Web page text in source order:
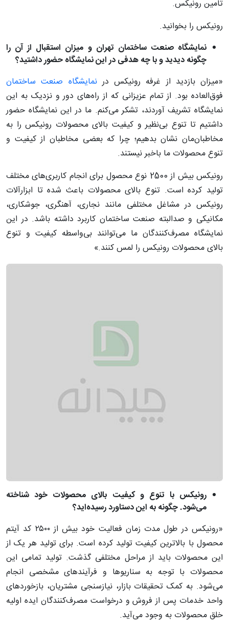
تامین رونیکس.
رونیکس را بخوانید.
نمایشگاه صنعت ساختمان تهران و میزان استقبال از آن را
چگونه دیدید و با چه هدفی در این نمایشگاه حضور داشتید؟
«میزان بازدید از غرفه رونیکس درنمایشگاه صنعت ساختمان
فوق‌العاده بود. از تمام عزیزانی که از راه‌های دور و نزدیک به این
نمایشگاه تشریف آوردند، تشکر می‌کنم. ما در این نمایشگاه حضور
داشتیم تا تنوع بی‌نظیر و کیفیت بالای محصولات رونیکس را به
مخاطبان‌مان نشان بدهیم؛ چرا که بعضی مخاطبان از کیفیت و
تنوع محصولات ما باخبر نیستند.
رونیکس بیش از 2500 نوع محصول برای انجام کاربری‌های مختلف
تولید کرده است. تنوع بالای محصولات باعث شده تا ابزارآلات
رونیکس در مشاغل مختلفی مانند نجاری، آهنگری، جوشکاری،
مکانیکی و صدالبته صنعت ساختمان کاربرد داشته باشد. در این
نمایشگاه مصرف‌کنندگان ما می‌توانند بی‌واسطه کیفیت و تنوع
بالای محصولات رونیکس را لمس کنند.»
رونیکس با تنوع و کیفیت بالای محصولات خود شناخته
می‌شود. چگونه به این دستاورد رسیده‌اید؟
«رونیکس در طول مدت زمان فعالیت خود بیش از ۲۵۰۰ کد آیتم
محصول با بالاترین کیفیت تولید کرده است. برای تولید هر یک از
این محصولات باید از مراحل مختلفی گذشت. تولید تمامی این
محصولات با توجه به سناریوها و فرآیندهای مشخصی انجام
می‌شود. به کمک تحقیقات بازار، نیازسنجی مشتریان، بازخوردهای
واحد خدمات پس از فروش و درخواست مصرف‌کنندگان ایده اولیه
خلق محصولات به وجود می‌آید.